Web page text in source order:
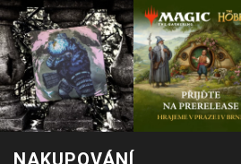
NAKUPOVÁNÍ